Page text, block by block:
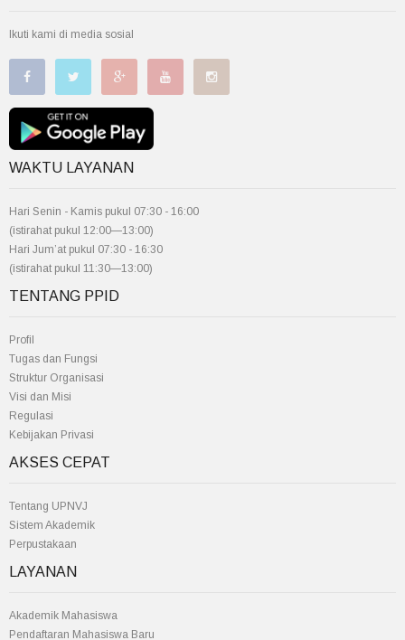
Ikuti kami di media sosial
WAKTU LAYANAN
Hari Senin - Kamis pukul 07:30 - 16:00
(istirahat pukul 12:00—13:00)
Hari Jum’at pukul 07:30 - 16:30
(istirahat pukul 11:30—13:00)
TENTANG PPID
Profil
Tugas dan Fungsi
Struktur Organisasi
Visi dan Misi
Regulasi
Kebijakan Privasi
AKSES CEPAT
Tentang UPNVJ
Sistem Akademik
Perpustakaan
LAYANAN
Akademik Mahasiswa
Pendaftaran Mahasiswa Baru